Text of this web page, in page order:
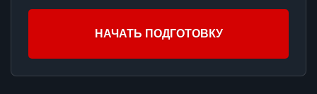
НАЧАТЬ ПОДГОТОВКУ